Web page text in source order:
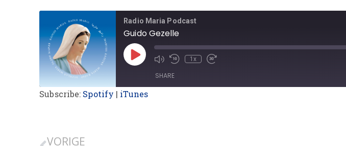
Radio Maria Podcast
Guido Gezelle
1x
SHARE
Subscribe: Spotify | iTunes
VORIGE